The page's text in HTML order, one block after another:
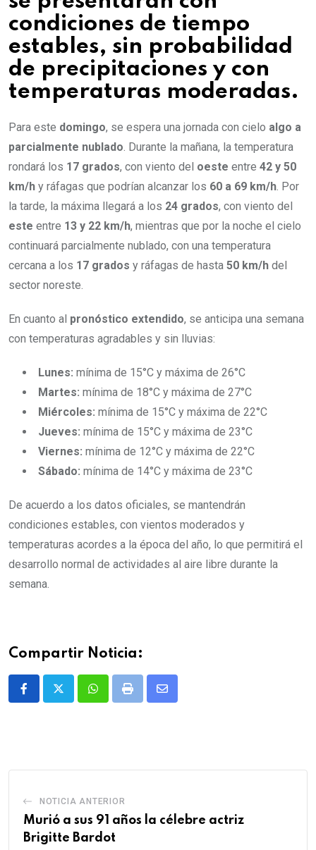
condiciones de tiempo
estables, sin probabilidad
de precipitaciones y con
temperaturas moderadas.
Para este domingo, se espera una jornada con cielo algo a
parcialmente nublado. Durante la mañana, la temperatura
rondará los 17 grados, con viento del oeste entre 42 y 50
km/h y ráfagas que podrían alcanzar los 60 a 69 km/h. Por
la tarde, la máxima llegará a los 24 grados, con viento del
este entre 13 y 22 km/h, mientras que por la noche el cielo
continuará parcialmente nublado, con una temperatura
cercana a los 17 grados y ráfagas de hasta 50 km/h del
sector noreste.
En cuanto al pronóstico extendido, se anticipa una semana
con temperaturas agradables y sin lluvias:
Lunes: mínima de 15°C y máxima de 26°C
Martes: mínima de 18°C y máxima de 27°C
Miércoles: mínima de 15°C y máxima de 22°C
Jueves: mínima de 15°C y máxima de 23°C
Viernes: mínima de 12°C y máxima de 22°C
Sábado: mínima de 14°C y máxima de 23°C
De acuerdo a los datos oficiales, se mantendrán
condiciones estables, con vientos moderados y
temperaturas acordes a la época del año, lo que permitirá el
desarrollo normal de actividades al aire libre durante la
semana.
Compartir Noticia:
WhatsappPrint
Share
NOTICIA ANTERIOR
Murió a sus 91 años la célebre actriz
Brigitte Bardot